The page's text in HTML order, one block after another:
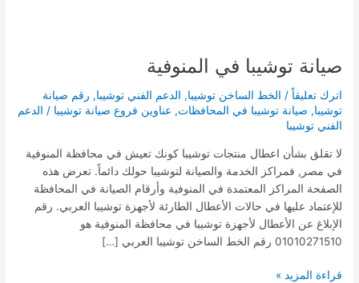
صيانة توشيبا في المنوفية
اترك تعليقاً / الخط الساخن توشيبا, الدعم الفني توشيبا, رقم صيانة
توشيبا, صيانة توشيبا في المحافظات, عناوين فروع صيانة توشيبا / الدعم
الفني توشيبا
لا تقلق بشأن اعطال منتجات توشيبا كونك تعيش في محافظة المنوفية
في مصر, فمراكز الخدمة والصيانة لتوشيبا حولك دائماً. تعرض هذه
الصفحة المراكز المعتمدة في المنوفية وأرقام الصيانة في المحافظة
للإعتماد عليها في حالات الأعطال الطارئة لأجهزة توشيبا العربي. رقم
الإبلاغ عن الأعطال لأجهزة توشيبا في محافظة المنوفية هو
01010271510 رقم الخط الساخن توشيبا العربي […]
صيانة
توشيبا
في
المنوفية
قراءة المزيد »